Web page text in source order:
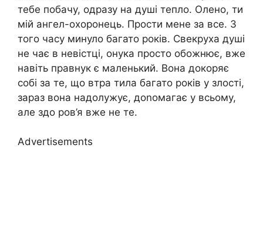
тебе побачу, одразу на душі тепло. Олено, ти
мій ангел-охоронець. Прости мене за все. З
того часу минуло багато років. Свекруха душі
не чає в невістці, онука просто обожнює, вже
навіть правнук є маленький. Вона докоряє
собі за те, що втра тила багато років у злості,
зараз вона надолужує, доnомагає у всьому,
але здо ров’я вже не те.
Advertisements